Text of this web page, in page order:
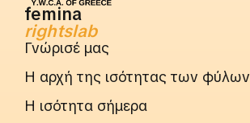
femina
rightslab
Γνώρισέ μας
Η αρχή της ισότητας των φύλων
Η ισότητα σήμερα